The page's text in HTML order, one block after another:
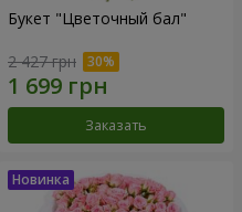
Букет "Цветочный бал"
2 427 грн
Заказать